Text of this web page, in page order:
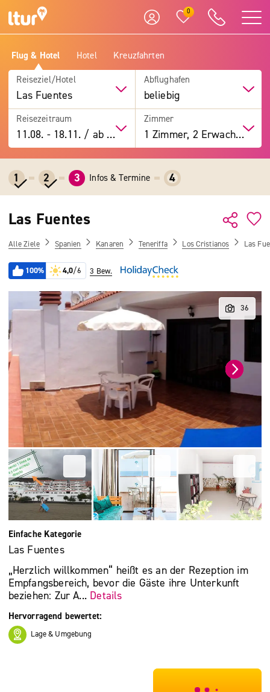
0
Flug & Hotel Hotel Kreuzfahrten
Reiseziel/Hotel
Las Fuentes
Abflughafen
beliebig
Reisezeitraum
11.08. -18.11. / ab 7 Tage
Zimmer
1 Zimmer, 2 Erwachsene
1 2 3 Infos & Termine 4
Las Fuentes
Alle Ziele Spanien Kanaren Teneriffa Los Cristianos Las
100% 4,0/6 3 Bew.
Einfache Kategorie
Las Fuentes
„Herzlich willkommen“ heißt es an der Rezeption im
Empfangsbereich, bevor die Gäste ihre Unterkunft
beziehen: Zur A... Details
Hervorragend bewertet:
Lage & Umgebung